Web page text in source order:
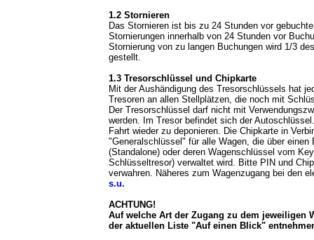
1.2 Stornieren
Das Stornieren ist bis zu 24 Stunden vor
Stornierungen innerhalb von 24 Stunden vor
Stornierung von zu langen Buchungen wird 1/3
gestellt.
1.3 Tresorschlüssel und Chipkarte
Mit der Aushändigung des Tresorschlüssels hat
Tresoren an allen Stellplätzen, die noch mit
Der Tresorschlüssel darf nicht mit
werden. Im Tresor befindet sich der
Fahrt wieder zu deponieren. Die Chipkarte in
"Generalschlüssel" für alle Wagen, die über einen
(Standalone) oder deren Wagenschlüssel vom
Schlüsseltresor) verwaltet wird. Bitte PIN und
verwahren. Näheres zum Wagenzugang bei den
s.u.
ACHTUNG!
Auf welche Art der Zugang zu dem jeweiligen
der aktuellen Liste "Auf einen Blick"